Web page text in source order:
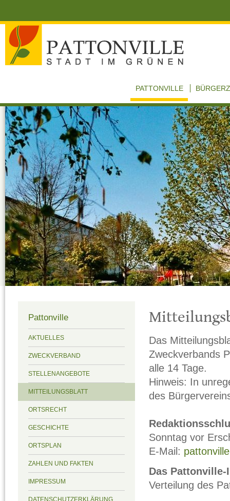
PATTONVILLE
Pattonville
AKTUELLES
ZWECKVERBAND
STELLENANGEBOTE
MITTEILUNGSBLATT
ORTSRECHT
GESCHICHTE
ORTSPLAN
ZAHLEN UND FAKTEN
IMPRESSUM
DATENSCHUTZERKLÄRUNG
Das
Zweckverbands
alle 14 Tage.
Hinweis: In
des
Sonntag vor
E-Mail:
Das Pattonville-
Verteilung des